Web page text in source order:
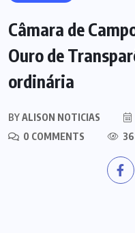
Câmara de
Ouro de
ordinária
BYALISON NOTICIAS
0 COMMENTS